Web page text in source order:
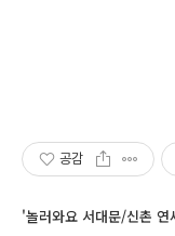
공감
'놀러와요 서대문/신촌 연